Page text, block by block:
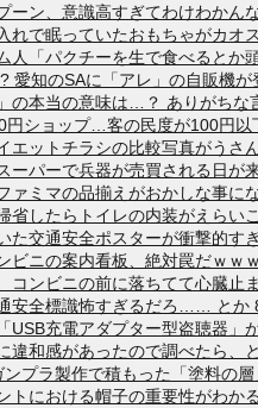
ーン、意識高すぎてわけわかん
れで眠っていたおもちゃがカオ
人「パクチーを生で食べるとか
愛知のSAに「アレ」の自販機
」の本当の意味は…？ ありがち
円ショップ…客の民度が100円以
エットチラシの比較写真がうさ
ーパーで兵器が売買される日が
ァミマの品揃えがおかしな事に
省したらトイレの内装がえらい
た交通安全ポスターが衝撃的す
ビニの案内看板、絶対罠だｗｗ
コンビニの前に落ちてて心臓
安全標識怖すぎるだろ…… とか
USB充電アダプター型盗聴器
違和感があったので調べたら、
ンプラ製作で積もった「塗料の
トにおける帽子の重要性がわか